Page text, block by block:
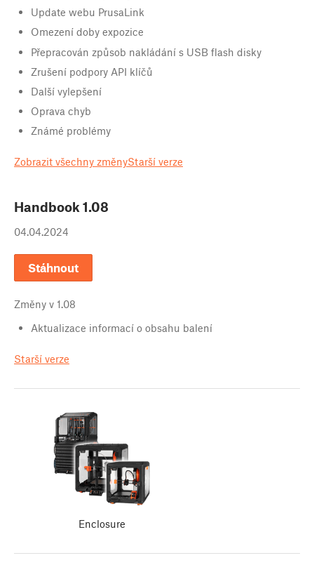
Update webu PrusaLink
Omezení doby expozice
Přepracován způsob nakládání s USB flash disky
Zrušení podpory API klíčů
Další vylepšení
Oprava chyb
Známé problémy
Zobrazit všechny změnyStarší verze
Handbook 1.08
04.04.2024
Stáhnout
Změny v 1.08
Aktualizace informací o obsahu balení
Starší verze
Enclosure